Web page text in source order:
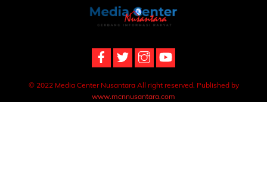
Back
To
© 2022 Media Center Nusantara All right reserved. Published by
www.mcnnusantara.com